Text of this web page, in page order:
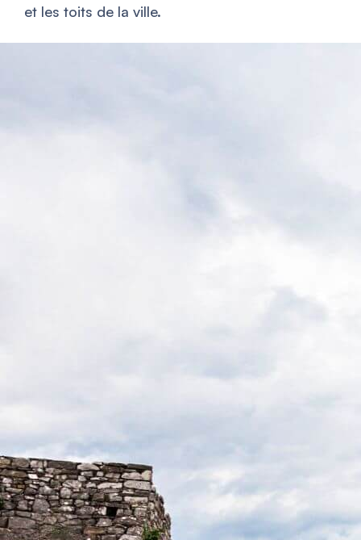
et les toits de la ville.